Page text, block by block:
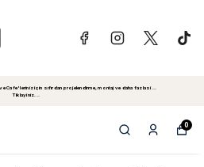
Cafe'leriniz için sıfırdan projelendirme, montaj ve daha fazlasi...
Tiklayiniz...
0